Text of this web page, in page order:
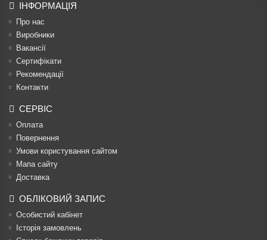
ІНФОРМАЦІЯ
Про нас
Виробники
Вакансії
Сертифікати
Рекомендації
Контакти
СЕРВІС
Оплата
Повернення
Умови користування сайтом
Мапа сайту
Доставка
ОБЛІКОВИЙ ЗАПИС
Особистий кабінет
Історія замовлень